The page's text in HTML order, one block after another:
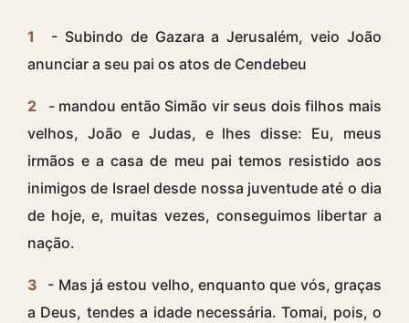
1
- Subindo de Gazara a Jerusalém, veio João
anunciar a seu pai os atos de Cendebeu
2
- mandou então Simão vir seus dois filhos mais
velhos, João e Judas, e lhes disse: Eu, meus
irmãos e a casa de meu pai temos resistido aos
inimigos de Israel desde nossa juventude até o dia
de hoje, e, muitas vezes, conseguimos libertar a
nação.
3
- Mas já estou velho, enquanto que vós, graças
a Deus, tendes a idade necessária. Tomai, pois, o